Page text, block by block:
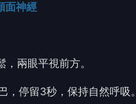
面神經
兩眼平視前方。
，停留3秒，保持自然呼吸。